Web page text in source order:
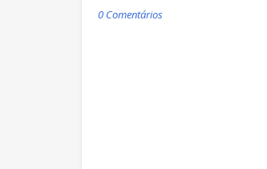
0 Comentários